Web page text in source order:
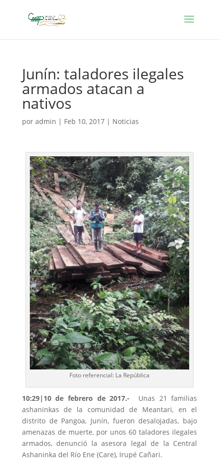
Junín: taladores ilegales
armados atacan a
nativos
por admin | Feb 10, 2017| Noticias
Foto referencial: La República
10:29|10 de febrero de 2017.- Unas 21 familias
ashaninkas de la comunidad de Meantari, en el
distrito de Pangoa, Junín, fueron desalojadas, bajo
amenazas de muerte, por unos 60 taladores ilegales
armados, denunció la asesora legal de la Central
Ashaninka del Río Ene (Care), Irupé Cañari.